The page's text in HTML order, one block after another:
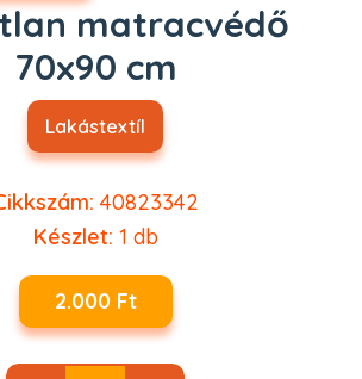
matracvédő
70x90 cm
Lakástextíl
40823342
Készlet: 1 db
2.000 Ft